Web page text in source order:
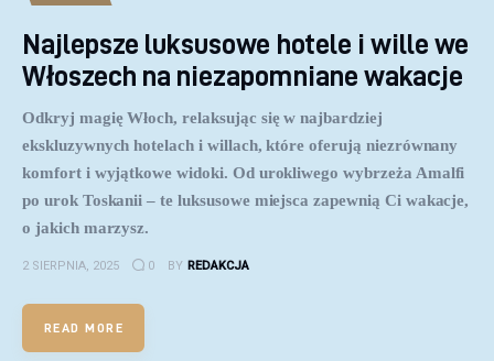
Najlepsze luksusowe hotele i wille we
Włoszech na niezapomniane wakacje
Odkryj magię Włoch, relaksując się w najbardziej
ekskluzywnych hotelach i willach, które oferują niezrównany
komfort i wyjątkowe widoki. Od urokliwego wybrzeża Amalfi
po urok Toskanii – te luksusowe miejsca zapewnią Ci wakacje,
o jakich marzysz.
2 SIERPNIA, 2025 0 BY REDAKCJA
READ MORE